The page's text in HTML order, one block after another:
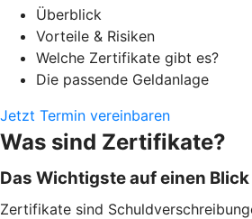
Überblick
Vorteile & Risiken
Welche Zertifikate gibt es?
Die passende Geldanlage
Jetzt Termin vereinbaren
Was sind Zertifikate?
Das Wichtigste auf einen Blick
Zertifikate sind